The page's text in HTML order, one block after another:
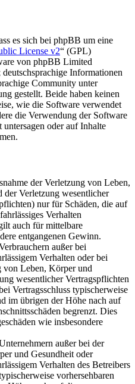
es sich bei phpBB um eine
License v2“ (GPL)
von phpBB Limited
Informationen
Community unter
gestellt. Beide haben keinen
wie die Software verwendet
die Verwendung der Software
oder auf Inhalte
der Verletzung von Leben,
Verletzung wesentlicher
nur für Schäden, die auf
Verhalten
auch für mittelbare
entgangenen Gewinn.
außer bei
Verhalten oder bei
von Leben, Körper und
wesentlicher Vertragspflichten
Vertragsschluss typischerweise
im übrigen der Höhe nach auf
begrenzt. Dies
wie insbesondere
außer bei der
und Gesundheit oder
Verhalten des Betreibers
vorhersehbaren